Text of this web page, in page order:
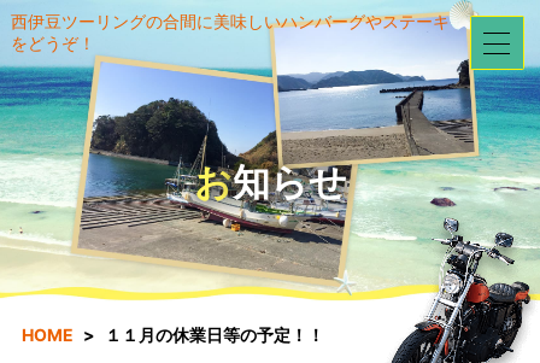
西伊豆ツーリングの合間に美味しいハンバーグやステーキ
をどうぞ！
お知らせ
HOME １１月の休業日等の予定！！